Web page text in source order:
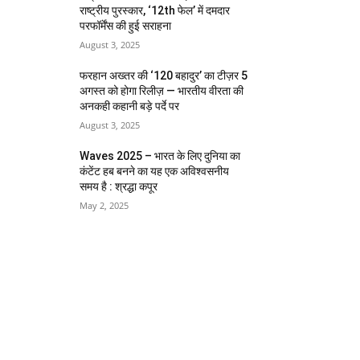
राष्ट्रीय पुरस्कार, ‘12th फेल’ में दमदार
परफॉर्मेंस की हुई सराहना
August 3, 2025
फरहान अख्तर की ‘120 बहादुर’ का टीज़र 5
अगस्त को होगा रिलीज़ — भारतीय वीरता की
अनकही कहानी बड़े पर्दे पर
August 3, 2025
Waves 2025 – भारत के लिए दुनिया का
कंटेंट हब बनने का यह एक अविश्वसनीय
समय है : श्रद्धा कपूर
May 2, 2025